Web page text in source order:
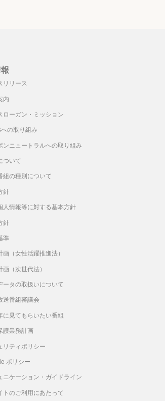
リリース
内
ローガン・ミッション
への取り組み
ンニュートラルへの取り組み
ついて
組の種別について
針
人情報等に対する基本方針
針
準
画（女性活躍推進法）
画（次世代法）
ータの取扱いについて
送番組審議会
に見てもらいたい番組
護業務計画
リティポリシー
ポリシー
ニケーション・ガイドライン
トのご利用にあたって